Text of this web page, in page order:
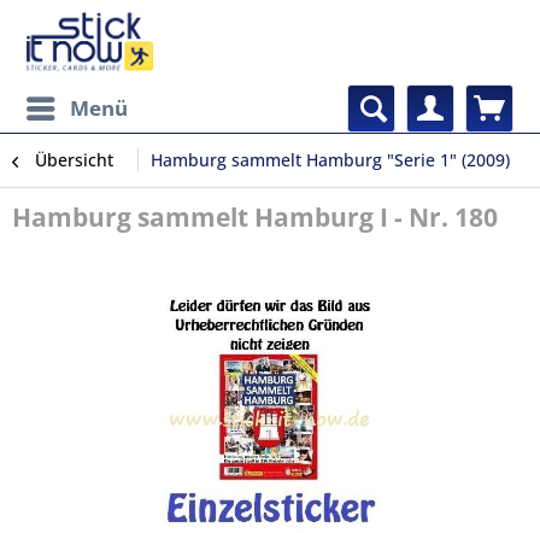
Menü
Übersicht Hamburg sammelt Hamburg "Serie 1" (2009)
Hamburg sammelt Hamburg I - Nr. 180